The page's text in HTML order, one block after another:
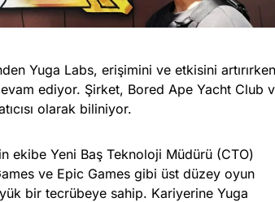
Yuga Labs, erişimini ve etkisini
ediyor. Şirket, Bored Ape Yacht Club
olarak biliniyor.
ekibe Yeni Baş Teknoloji Müdürü (CTO)
ve Epic Games gibi üst düzey oyun
bir tecrübeye sahip. Kariyerine Yuga